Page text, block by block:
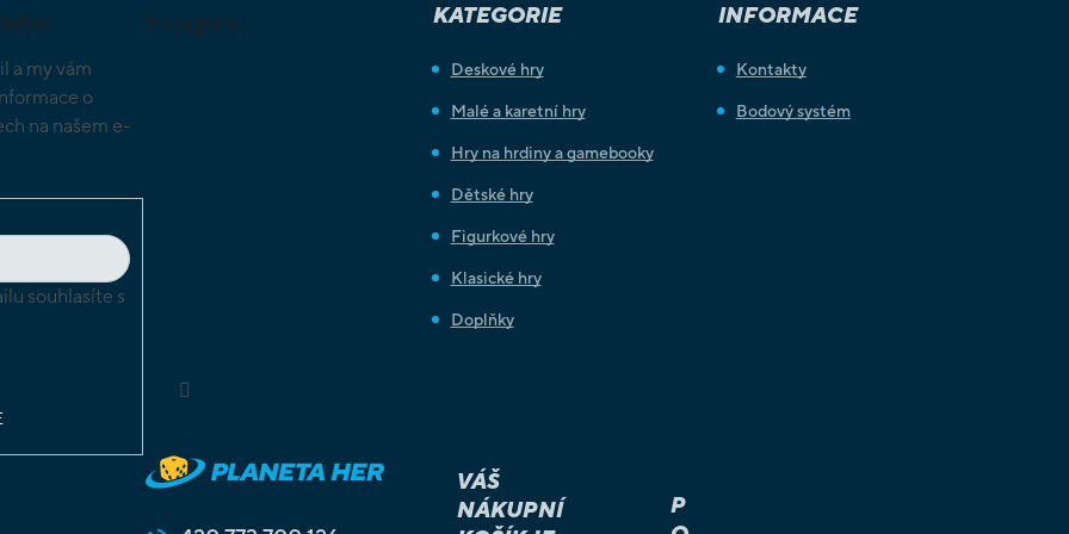
a my vám
o
na našem e-
souhlasíte s
Instagram KATEGORIE
Deskové hry
Malé a karetní hry
Hry na hrdiny a gamebooky
Dětské hry
Figurkové hry
Klasické hry
Doplňky
INFORMACE
Kontakty
Bodový systém
VÁŠ
NÁKUPNÍ
P